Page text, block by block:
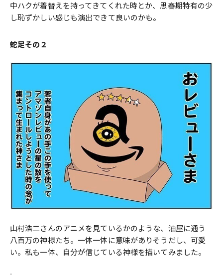
中ハクが着替えを持ってきてくれた時とか、思春期特有の少
し恥ずかしい感じも演出できて良いのかも。
蛇足その２
山村浩二さんのアニメを見ているかのような、油屋に通う
八百万の神様たち。一体一体に意味がありそうだし、可愛
い。私も一体、自分が信じている神様を描いてみました。